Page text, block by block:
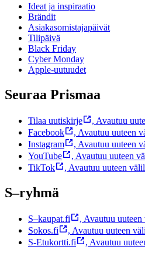
Ideat ja inspiraatio
Brändit
Asiakasomistajapäivät
Tilipäivä
Black Friday
Cyber Monday
Apple-uutuudet
Seuraa Prismaa
Tilaa uutiskirje , Avautuu
Facebook
, Avautuu uuteen
Instagram
, Avautuu uuteen
YouTube
, Avautuu uuteen
TikTok
, Avautuu uuteen
S–ryhmä
S–kaupat.fi , Avautuu uuteen
Sokos.fi
, Avautuu uuteen
S-Etukortti.fi
, Avautuu